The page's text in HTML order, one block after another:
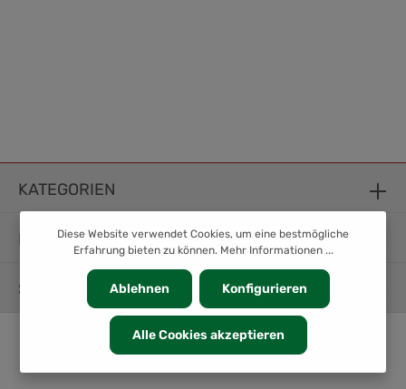
KATEGORIEN
INFORMATION
SERVICE
Diese Website verwendet Cookies, um eine bestmögliche
Erfahrung bieten zu können. Mehr Informationen ...
Ablehnen Konfigurieren
Alle Cookies akzeptieren